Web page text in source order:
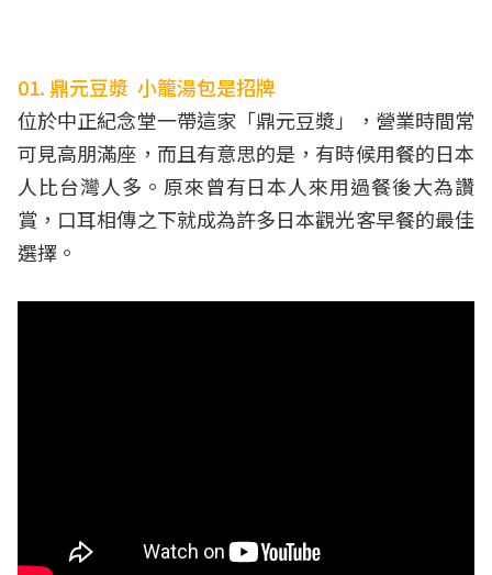
01. 鼎元豆漿 小籠湯包是招牌
位於中正紀念堂一帶這家「鼎元豆漿」，營業時間常
可見高朋滿座，而且有意思的是，有時候用餐的日本
人比台灣人多。原來曾有日本人來用過餐後大為讚
賞，口耳相傳之下就成為許多日本觀光客早餐的最佳
選擇。